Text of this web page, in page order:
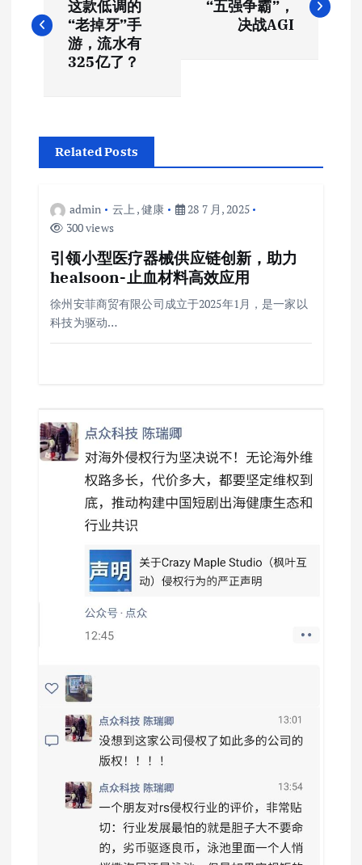
章
这款低调的
“老掉牙”手
游，流水有
325亿了？
“五强争霸”，
决战AGI
Related Posts
admin 云上 ,健康
28 7 月, 2025
300 views
引领小型医疗器械供应链创新，助力
healsoon-止血材料高效应用
徐州安菲商贸有限公司成立于2025年1月，是一家以
科技为驱动…